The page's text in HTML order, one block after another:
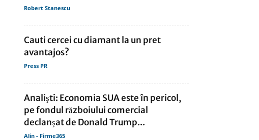
Robert Stanescu
Cauti cercei cu diamant la un pret
avantajos?
Press PR
Analişti: Economia SUA este în pericol,
pe fondul războiului comercial
declanşat de Donald Trump...
Alin - Firme365